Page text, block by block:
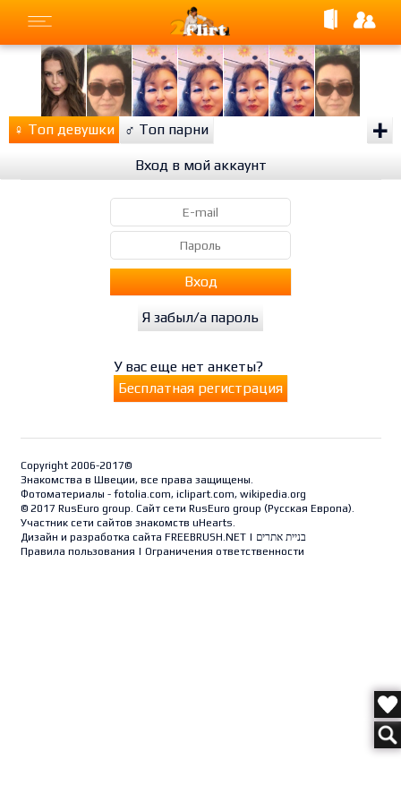
♀Топ девушки ♂ Топ парни +
Вход в мой аккаунт
Вход
Я забыл/а пароль
У вас еще нет анкеты?
Бесплатная регистрация
Copyright 2006-2017©
Знакомства в Швеции, все права защищены.
Фотоматериалы - fotolia.com, iclipart.com, wikipedia.org
© 2017 RusEuro group. Сайт сети RusEuro group (Русская Европа).
Участник сети сайтов знакомств uHearts.
Дизайн и разработка сайта FREEBRUSH.NET| בניית אתרים
Правила пользования | Ограничения ответственности